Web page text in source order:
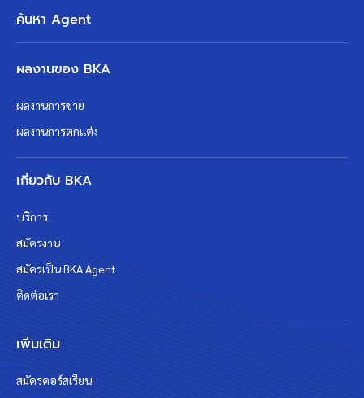
ค้นหา Agent
ผลงานของ BKA
ผลงานการขาย
ผลงานการตกแต่ง
เกี่ยวกับ BKA
บริการ
สมัครงาน
สมัครเป็น BKA Agent
ติดต่อเรา
เพิ่มเติม
สมัครคอร์สเรียน